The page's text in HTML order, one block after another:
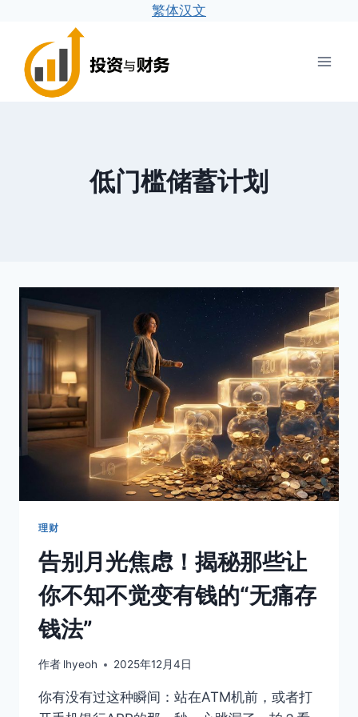
繁体汉文
低门槛储蓄计划
理财
告别月光焦虑！揭秘那些让
你不知不觉变有钱的“无痛存
钱法”
作者 lhyeoh 2025年12月4日
你有没有过这种瞬间：站在ATM机前，或者打